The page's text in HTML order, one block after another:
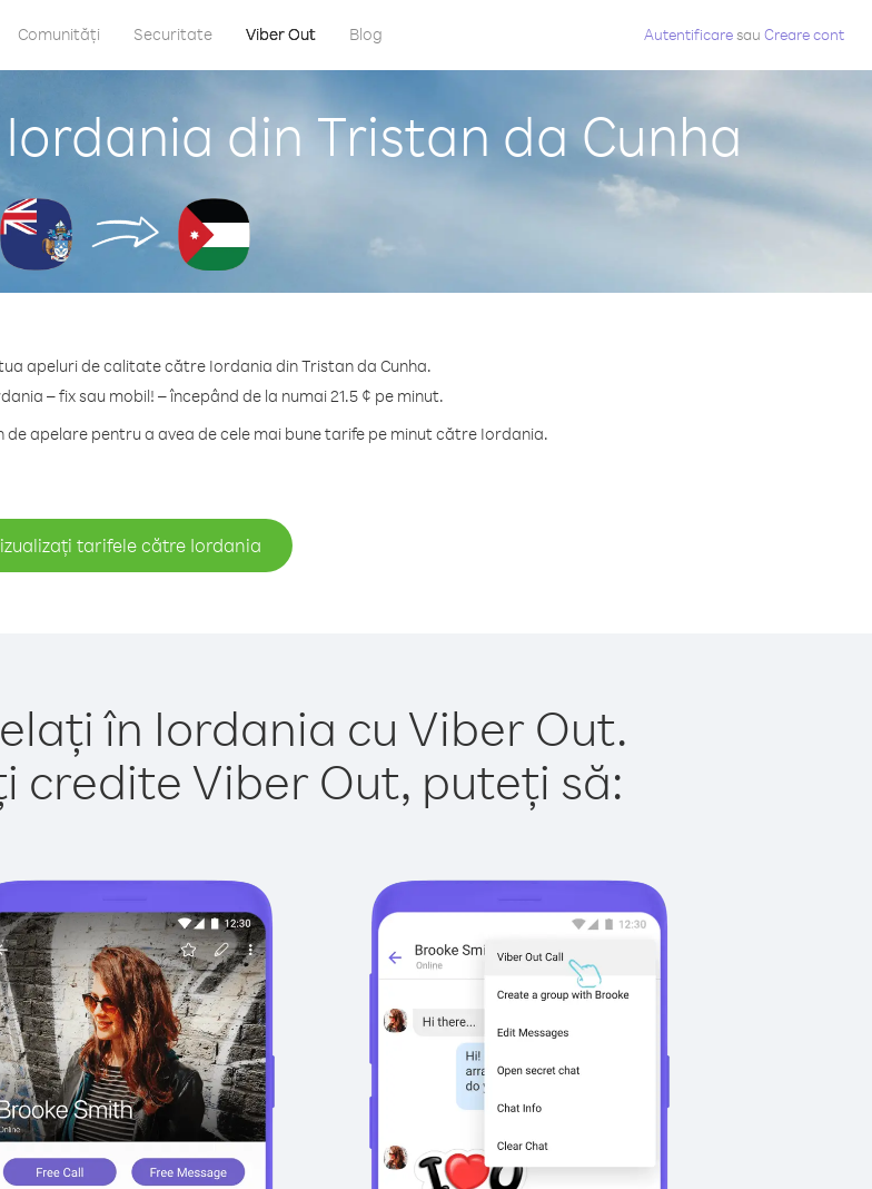
Comunități Securitate Viber Out Blog Autentificaresau Creare cont
din Tristan da Cunha
apeluri de calitate către Iordania din Tristan da Cunha.
– fix sau mobil! – începând de la numai 21.5 ¢ pe minut.
apelare pentru a avea de cele mai bune tarife pe minut către Iordania.
tarifele către Iordania
în Iordania cu Viber Out.
credite Viber Out, puteți să: